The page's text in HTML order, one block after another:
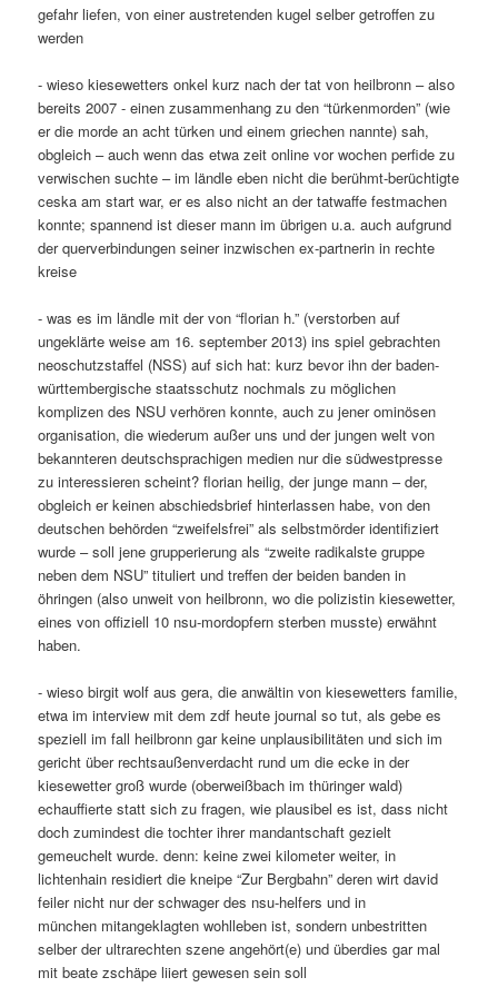
gefahr liefen, von einer austretenden kugel selber getroffen zu
werden
- wieso kiesewetters onkel kurz nach der tat von heilbronn – also
bereits 2007 - einen zusammenhang zu den “türkenmorden” (wie
er die morde an acht türken und einem griechen nannte) sah,
obgleich – auch wenn das etwa zeit online vor wochen perfide zu
verwischen suchte – im ländle eben nicht die berühmt-berüchtigte
ceska am start war, er es also nicht an der tatwaffe festmachen
konnte; spannend ist dieser mann im übrigen u.a. auch aufgrund
der querverbindungen seiner inzwischen ex-partnerin in rechte
kreise
- was es im ländle mit der von “florian h.” (verstorben auf
ungeklärte weise am 16. september 2013) ins spiel gebrachten
neoschutzstaffel (NSS) auf sich hat: kurz bevor ihn der baden-
württembergische staatsschutz nochmals zu möglichen
komplizen des NSU verhören konnte, auch zu jener ominösen
organisation, die wiederum außer uns und der jungen welt von
bekannteren deutschsprachigen medien nur die südwestpresse
zu interessieren scheint? florian heilig, der junge mann – der,
obgleich er keinen abschiedsbrief hinterlassen habe, von den
deutschen behörden “zweifelsfrei” als selbstmörder identifiziert
wurde – soll jene grupperierung als “zweite radikalste gruppe
neben dem NSU” tituliert und treffen der beiden banden in
öhringen (also unweit von heilbronn, wo die polizistin kiesewetter,
eines von offiziell 10 nsu-mordopfern sterben musste) erwähnt
haben.
- wieso birgit wolf aus gera, die anwältin von kiesewetters familie,
etwa im interview mit dem zdf heute journal so tut, als gebe es
speziell im fall heilbronn gar keine unplausibilitäten und sich im
gericht über rechtsaußenverdacht rund um die ecke in der
kiesewetter groß wurde (oberweißbach im thüringer wald)
echauffierte statt sich zu fragen, wie plausibel es ist, dass nicht
doch zumindest die tochter ihrer mandantschaft gezielt
gemeuchelt wurde. denn: keine zwei kilometer weiter, in
lichtenhain residiert die kneipe “Zur Bergbahn” deren wirt david
feiler nicht nur der schwager des nsu-helfers und in
münchen mitangeklagten wohlleben ist, sondern unbestritten
selber der ultrarechten szene angehört(e) und überdies gar mal
mit beate zschäpe liiert gewesen sein soll